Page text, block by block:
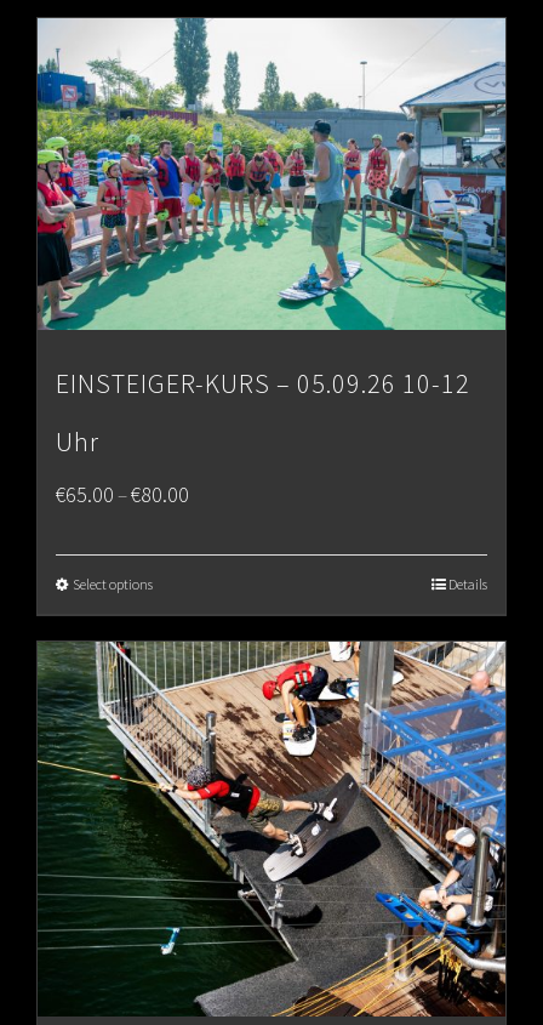
€80.00
EINSTEIGER-KURS – 05.09.26 10-12
Uhr
€65.00–€80.00
€80.00
Select options Details